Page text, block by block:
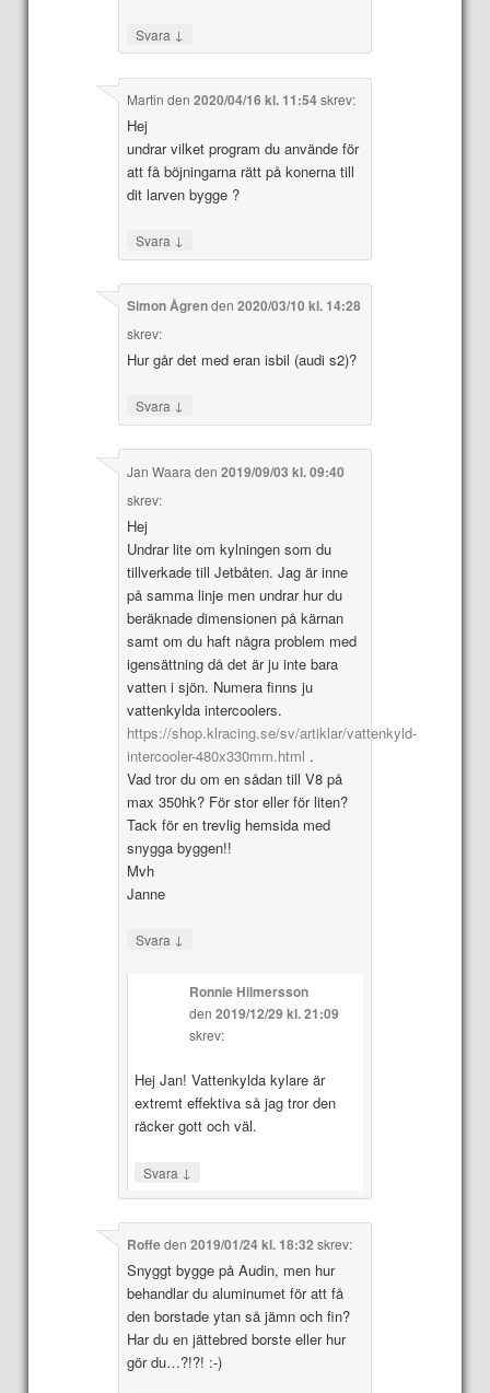
Svara ↓
Martin den 2020/04/16 kl. 11:54skrev:
Hej
undrar vilket program du använde för
att få böjningarna rätt på konerna till
dit larven bygge ?
Svara ↓
Simon Ågrenden 2020/03/10 kl. 14:28
skrev:
Hur går det med eran isbil (audi s2)?
Svara ↓
Jan Waara den 2019/09/03 kl. 09:40
skrev:
Hej
Undrar lite om kylningen som du
tillverkade till Jetbåten. Jag är inne
på samma linje men undrar hur du
beräknade dimensionen på kärnan
samt om du haft några problem med
igensättning då det är ju inte bara
vatten i sjön. Numera finns ju
vattenkylda intercoolers.
https://shop.klracing.se/sv/artiklar/vattenkyld-
intercooler-480x330mm.html .
Vad tror du om en sådan till V8 på
max 350hk? För stor eller för liten?
Tack för en trevlig hemsida med
snygga byggen!!
Mvh
Janne
Svara ↓
Ronnie Hilmersson
den2019/12/29 kl. 21:09
skrev:
Hej Jan! Vattenkylda kylare är
extremt effektiva så jag tror den
räcker gott och väl.
Svara ↓
Roffeden 2019/01/24 kl. 18:32 skrev:
Snyggt bygge på Audin, men hur
behandlar du aluminumet för att få
den borstade ytan så jämn och fin?
Har du en jättebred borste eller hur
gör du…?!?! :-)